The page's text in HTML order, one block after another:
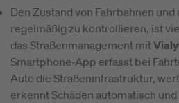
Den Zustand von Fahrbahnen
regelmäßig zu kontrollieren, ist
das Straßenmanagement mit
Smartphone-App erfasst bei
Auto die Straßeninfrastruktur,
erkennt Schäden automatisch